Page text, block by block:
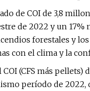
de COI de 3,8
de 2022 y un
forestales y
con el clima y la
(CFS más
período de